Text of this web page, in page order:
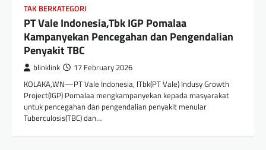
TAK BERKATEGORI
PT Vale Indonesia,Tbk IGP Pomalaa
Kampanyekan Pencegahan dan Pengendalian
Penyakit TBC
blinklink 17 February 2026
KOLAKA,WN—PT Vale Indonesia, lTbk(PT Vale) Indusy Growth
Project(IGP) Pomalaa mengkampanyekan kepada masyarakat
untuk pencegahan dan pengendalian penyakit menular
Tuberculosis(TBC) dan…